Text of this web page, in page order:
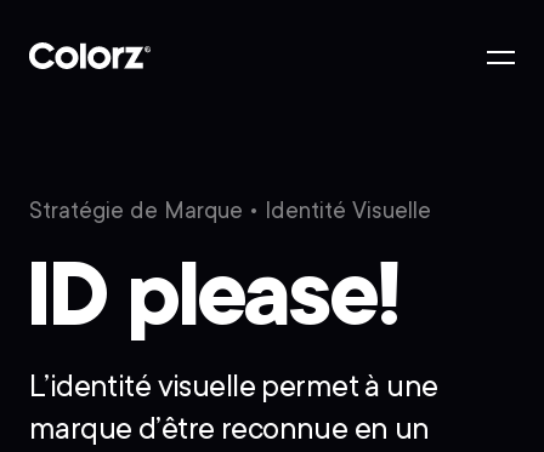
Stratégie de Marque • Identité Visuelle
ID please!
L’identité visuelle permet à une
marque d’être reconnue en un